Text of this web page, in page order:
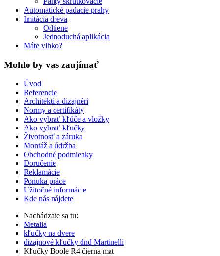
Automatické padacie prahy
Imitácia dreva
Odtiene
Jednoduchá aplikácia
Máte vlhko?
Mohlo by vas zaujímať
Úvod
Referencie
Architekti a dizajnéri
Normy a certifikáty
Ako vybrať kľúče a vložky
Ako vybrať kľučky
Životnosť a záruka
Montáž a údržba
Obchodné podmienky
Doručenie
Reklamácie
Ponuka práce
Užitočné informácie
Kde nás nájdete
Nachádzate sa tu:
Metalia
kľučky na dvere
dizajnové kľučky dnd Martinelli
Kľučky Boole R4 čierna mat